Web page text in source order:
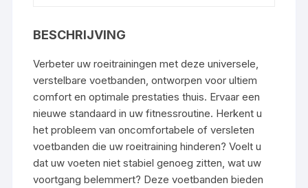
BESCHRIJVING
Verbeter uw roeitrainingen met deze universele,
verstelbare voetbanden, ontworpen voor ultiem
comfort en optimale prestaties thuis. Ervaar een
nieuwe standaard in uw fitnessroutine. Herkent u
het probleem van oncomfortabele of versleten
voetbanden die uw roeitraining hinderen? Voelt u
dat uw voeten niet stabiel genoeg zitten, wat uw
voortgang belemmert? Deze voetbanden bieden